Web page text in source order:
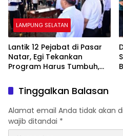
LAMPUNG SELATAN
Lantik 12 Pejabat di Pasar
Natar, Egi Tekankan
Program Harus Tumbuh,
Berkelanjutan
Tinggalkan Balasan
Alamat email Anda tidak akan
wajib ditandai *